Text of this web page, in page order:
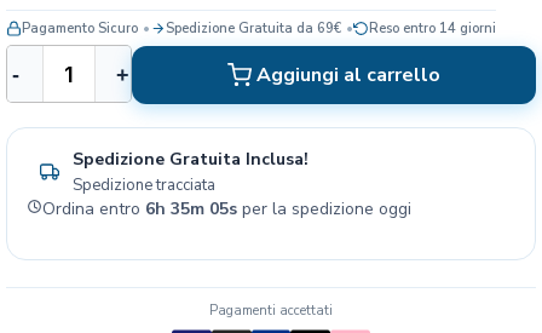
o
y
C
a
- + Aggiungi al carrello
Pagamento Sicuro Spedizione Gratuita da 69€ Reso entro 14 giorni
Spedizione Gratuita Inclusa!
Spedizione tracciata
Ordina entro 6h 35m 04s per la spedizione oggi
Pagamenti accettati